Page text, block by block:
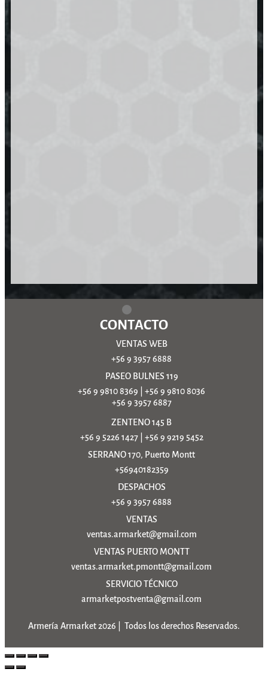
CONTACTO
VENTAS WEB
+56 9 3957 6888
PASEO BULNES 119
+56 9 9810 8369
+56 9 9810 8036
+56 9 3957 6887
ZENTENO 145 B
+56 9 5226 1427| +56 9 9219 5452
SERRANO 170, Puerto Montt
+56940182359
DESPACHOS
+56 9 3957 6888
VENTAS
ventas.armarket@gmail.com
VENTAS PUERTO MONTT
ventas.armarket.pmontt@gmail.com
SERVICIO TÉCNICO
armarketpostventa@gmail.com
Armería Armarket 2026 | Todos los derechos Reservados.